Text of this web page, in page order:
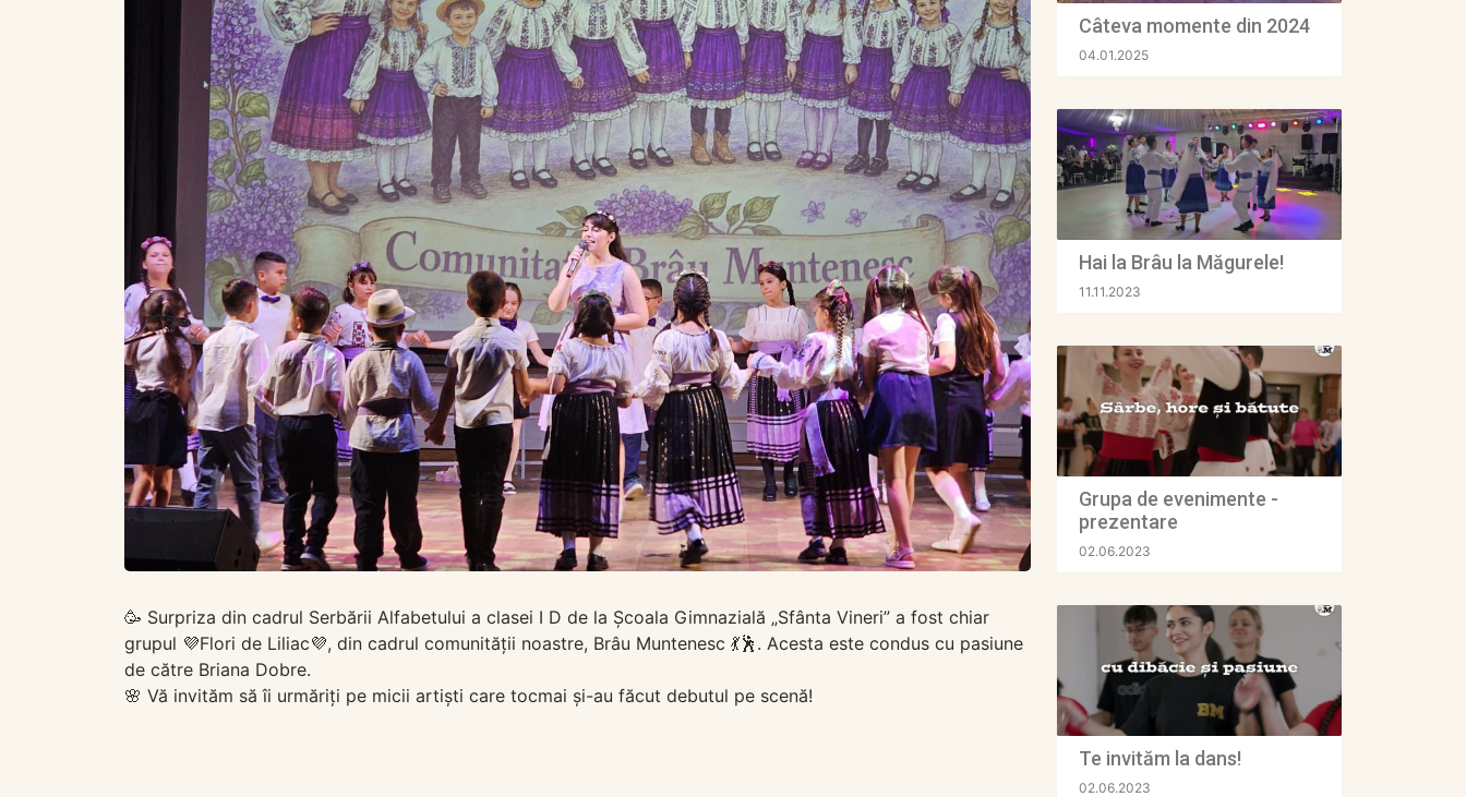
🥳 Surpriza din cadrul Serbării Alfabetului a clasei I D de la Școala Gimnazială „Sfânta Vineri” a fost chiar
grupul 💜Flori de Liliac💜, din cadrul comunității noastre, Brâu Muntenesc 💃🕺. Acesta este condus cu pasiune
de către Briana Dobre.
🌸 Vă invităm să îi urmăriți pe micii artiști care tocmai și-au făcut debutul pe scenă!
Câteva momente din 2024
04.01.2025
Hai la Brâu la Măgurele!
11.11.2023
Grupa de evenimente -
prezentare
02.06.2023
Te invităm la dans!
02.06.2023